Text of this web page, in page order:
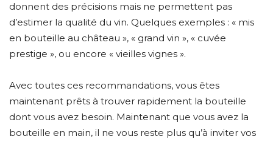
donnent des précisions mais ne permettent pas
d’estimer la qualité du vin. Quelques exemples : « mis
en bouteille au château », « grand vin », « cuvée
prestige », ou encore « vieilles vignes ».
Avec toutes ces recommandations, vous êtes
maintenant prêts à trouver rapidement la bouteille
dont vous avez besoin. Maintenant que vous avez la
bouteille en main, il ne vous reste plus qu’à inviter vos